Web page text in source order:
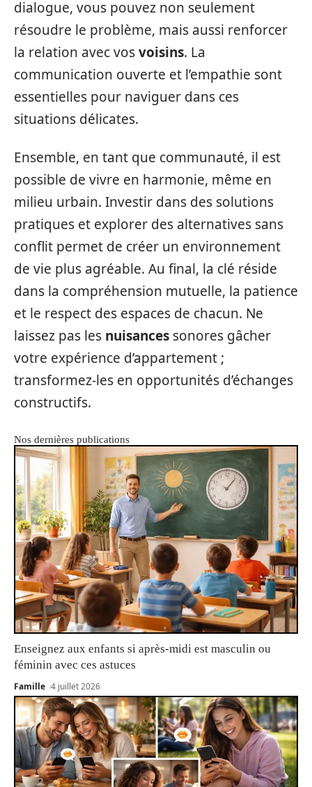
dialogue, vous pouvez non seulement
résoudre le problème, mais aussi renforcer
la relation avec vosvoisins. La
communication ouverte et l’empathie sont
essentielles pour naviguer dans ces
situations délicates.
Ensemble, en tant que communauté, il est
possible de vivre en harmonie, même en
milieu urbain. Investir dans des solutions
pratiques et explorer des alternatives sans
conflit permet de créer un environnement
de vie plus agréable. Au final, la clé réside
dans la compréhension mutuelle, la patience
et le respect des espaces de chacun. Ne
laissez pas les nuisances sonores gâcher
votre expérience d’appartement ;
transformez-les en opportunités d’échanges
constructifs.
Nos dernières publications
Enseignez aux enfants si après-midi est masculin ou
féminin avec ces astuces
Famille 4 juillet 2026